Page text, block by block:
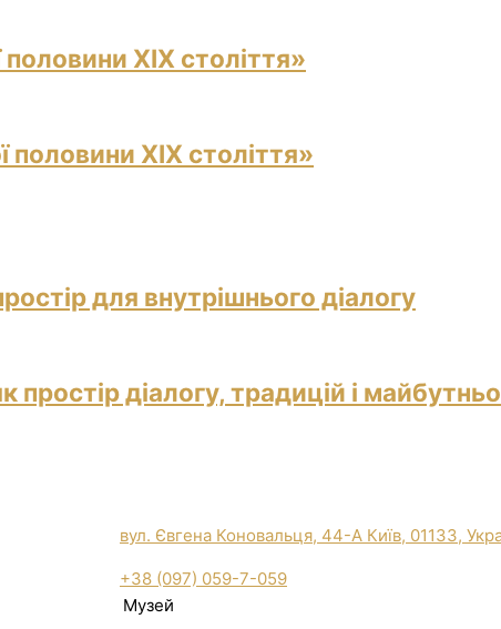
ХІХ століття»
половини ХІХ століття»
для внутрішнього діалогу
діалогу, традицій і
вул. Євгена Коновальця, 44-А Київ, 01133,
+38 (097) 059-7-059
Музей